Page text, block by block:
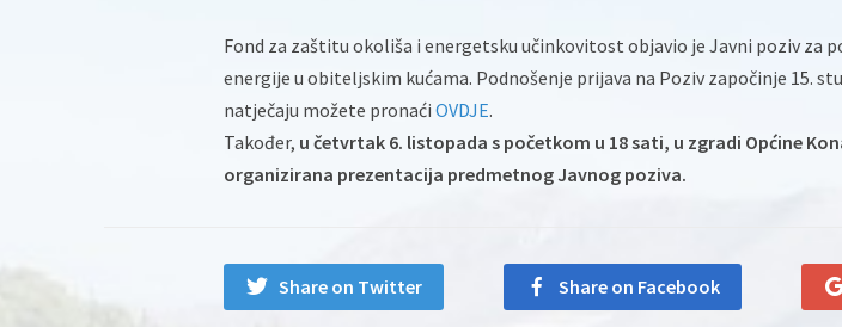
Fond za zaštitu okoliša i energetsku učinkovitost objavio je Javni poziv za
energije u obiteljskim kućama. Podnošenje prijava na Poziv započinje 15.
natječaju možete pronaći OVDJE.
Također, u četvrtak 6. listopada s početkom u 18 sati, u zgradi Općine
organizirana prezentacija predmetnog Javnog poziva.
Share on Twitter Share on Facebook